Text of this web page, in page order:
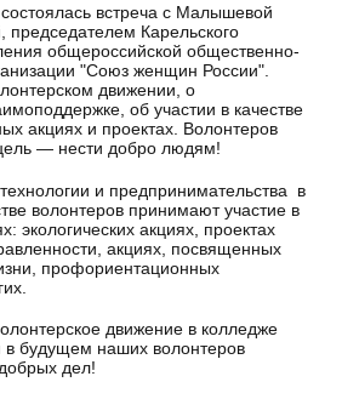
встреча с Малышевой
председателем Карельского
общероссийской общественно-
"Союз женщин России".
движении, о
об участии в качестве
акциях и проектах. Волонтеров
— нести добро людям!
и предпринимательства в
волонтеров принимают участие в
экологических акциях, проектах
акциях, посвященных
профориентационных
движение в колледже
в будущем наших волонтеров
дел!